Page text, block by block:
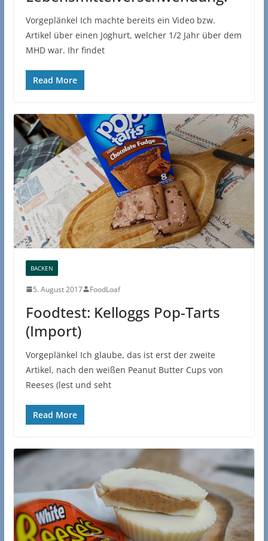
Vorgeplänkel Ich machte bereits ein Video bzw.
Artikel über einen Joghurt, welcher 1/2 Jahr über dem
MHD war. Ihr findet
Read More
BACKEN
5. August 2017 FoodLoaf
Foodtest: Kelloggs Pop-Tarts
(Import)
Vorgeplänkel Ich glaube, das ist erst der zweite
Artikel, nach den weißen Peanut Butter Cups von
Reeses (lest und seht
Read More